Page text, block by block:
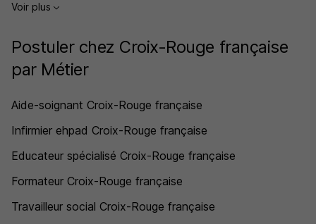
Voir plus
Postuler chez Croix-Rouge française
par Métier
Aide-soignant Croix-Rouge française
Infirmier ehpad Croix-Rouge française
Educateur spécialisé Croix-Rouge française
Formateur Croix-Rouge française
Travailleur social Croix-Rouge française